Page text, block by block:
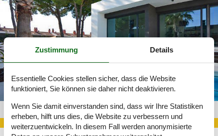
Bungalow Katalonien 526-2607327
Zustimmung Details
Essentielle Cookies stellen sicher, dass die Website
funktioniert, Sie können sie daher nicht deaktivieren.
Wenn Sie damit einverstanden sind, dass wir Ihre Statistiken
erheben, hilft uns dies, die Website zu verbessern und
weiterzuentwickeln. In diesem Fall werden anonymisierte